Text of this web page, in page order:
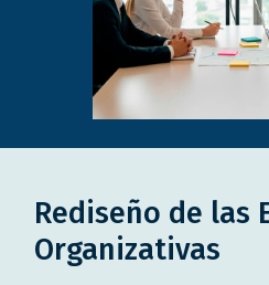
Rediseño de las
Organizativas